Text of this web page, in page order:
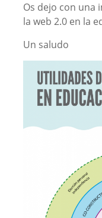
Os dejo con una
la web 2.0 en la
Un saludo